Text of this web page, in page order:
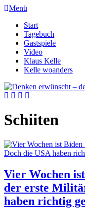
Menü
Start
Tagebuch
Gastspiele
Video
Klaus Kelle
Kelle woanders
Schiiten
Vier Wochen
der erste
haben richtig